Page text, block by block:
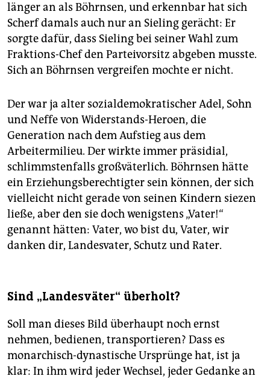
länger an als Böhrnsen, und erkennbar hat sich
Scherf damals auch nur an Sieling gerächt: Er
sorgte dafür, dass Sieling bei seiner Wahl zum
Fraktions-Chef den Parteivorsitz abgeben musste.
Sich an Böhrnsen vergreifen mochte er nicht.
Der war ja alter sozialdemokratischer Adel, Sohn
und Neffe von Widerstands-Heroen, die
Generation nach dem Aufstieg aus dem
Arbeitermilieu. Der wirkte immer präsidial,
schlimmstenfalls großväterlich. Böhrnsen hätte
ein Erziehungsberechtigter sein können, der sich
vielleicht nicht gerade von seinen Kindern siezen
ließe, aber den sie doch wenigstens „Vater!“
genannt hätten: Vater, wo bist du, Vater, wir
danken dir, Landesvater, Schutz und Rater.
Sind „Landesväter“ überholt?
Soll man dieses Bild überhaupt noch ernst
nehmen, bedienen, transportieren? Dass es
monarchisch-dynastische Ursprünge hat, ist ja
klar: In ihm wird jeder Wechsel, jeder Gedanke an